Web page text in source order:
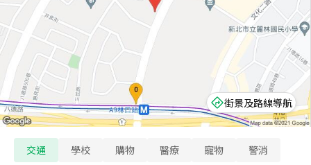
街景及路線導航
交通 學校 購物 醫療 寵物 警消